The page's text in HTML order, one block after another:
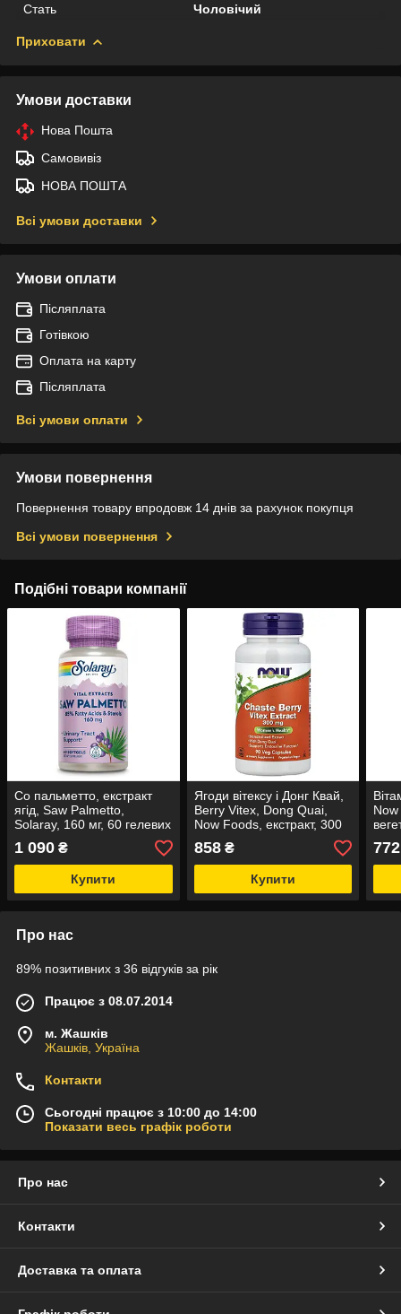
Стать
Чоловічий
Приховати
Умови доставки
Нова Пошта
Самовивіз
НОВА ПОШТА
Всі умови доставки
Умови оплати
Післяплата
Готівкою
Оплата на карту
Післяплата
Всі умови оплати
Умови повернення
Повернення товару впродовж 14 днів за рахунок покупця
Всі умови повернення
Подібні товари компанії
Со пальметто, екстракт
ягід, Saw Palmetto,
Solaray, 160 мг, 60 гелевих
капсул
1 090 ₴
Купити
Ягоди вітексу і Донг Квай,
Berry Vitex, Dong Quai,
Now Foods, екстракт, 300
мг, 90 вегетаріанських
капсул
858₴
Купити
772
Про нас
89% позитивних з 36 відгуків за рік
Працює з 08.07.2014
м. Жашків
Жашків, Україна
Контакти
Сьогодні працює з 10:00 до 14:00
Показати весь графік роботи
Про нас
Контакти
Доставка та оплата